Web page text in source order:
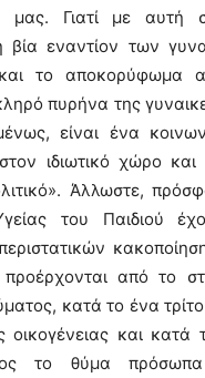
Γιατί με αυτή
βία εναντίον των
το αποκορύφωμα
πυρήνα της
είναι ένα
ιδιωτικό χώρο
Άλλωστε,
του Παιδιού
από το
κατά το ένα
οικογένειας και κατά
το θύμα πρόσωπα